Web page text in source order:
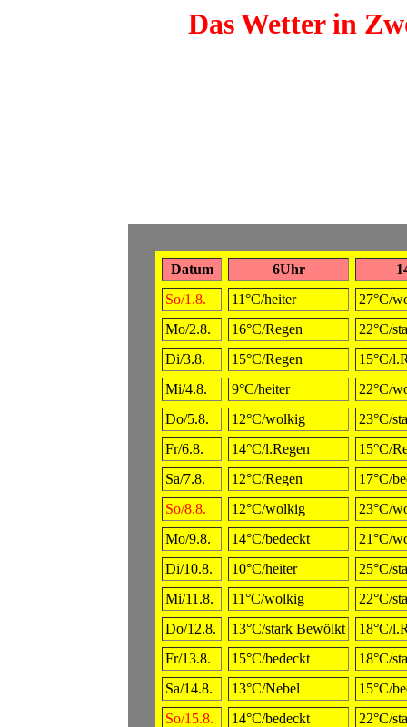
Das Wetter in
Datum 6Uhr
So/1.8.
11°C/heiter
27°C/
Mo/2.8.
16°C/Regen
22°C/
Di/3.8.
15°C/Regen
15°C/
Mi/4.8.
9°C/heiter
22°C/
Do/5.8.
12°C/wolkig
23°C/
Fr/6.8.
14°C/l.Regen
15°C/
Sa/7.8.
12°C/Regen
17°C/
So/8.8.
12°C/wolkig
23°C/
Mo/9.8.
14°C/bedeckt
21°C/
Di/10.8.
10°C/heiter
25°C/
Mi/11.8.
11°C/wolkig
22°C/
Do/12.8.
13°C/stark Bewölkt
18°C/
Fr/13.8.
15°C/bedeckt
18°C/
Sa/14.8.
13°C/Nebel
15°C/
So/15.8.
14°C/bedeckt
22°C/